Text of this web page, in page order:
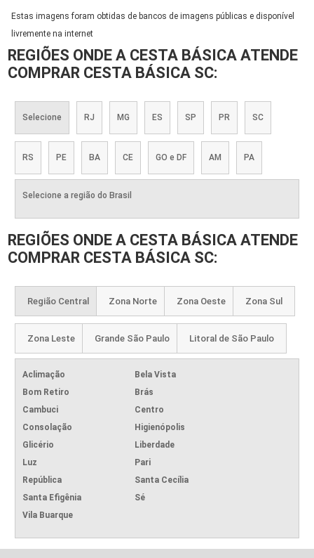
Estas imagens foram obtidas de bancos de imagens públicas e disponível
livremente na internet
REGIÕES ONDE A CESTA BÁSICA ATENDE
COMPRAR CESTA BÁSICA SC:
Selecione RJ MG ES SP PR SC
RS PE BA CE GO e DF AM PA
Selecione a região do Brasil
REGIÕES ONDE A CESTA BÁSICA ATENDE
COMPRAR CESTA BÁSICA SC:
Região Central Zona Norte Zona Oeste Zona Sul
Zona Leste Grande São Paulo Litoral de São Paulo
Aclimação
Bela Vista
Bom Retiro
Brás
Cambuci
Centro
Consolação
Higienópolis
Glicério
Liberdade
Luz
Pari
República
Santa Cecília
Santa Efigênia
Sé
Vila Buarque